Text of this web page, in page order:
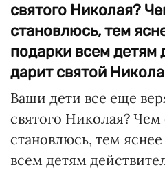
святого Николая?
становлюсь, тем
подарки всем детям
дарит святой
Ваши дети все еще
святого Николая? Чем
становлюсь, тем
всем детям